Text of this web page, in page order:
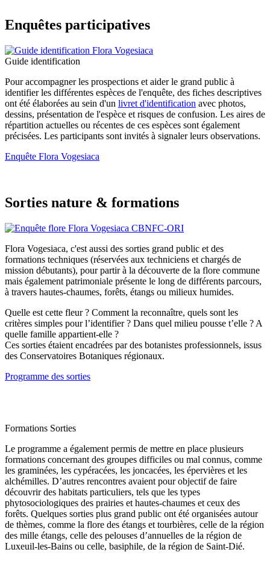
Enquêtes participatives
Guide identification
Pour accompagner les prospections et aider le grand public à
identifier les différentes espèces de l'enquête, des fiches descriptives
ont été élaborées au sein d'un livret d'identification avec photos,
dessins, présentation de l'espèce et risques de confusion. Les aires de
répartition actuelles ou récentes de ces espèces sont également
précisées. Les participants sont invités à signaler leurs observations.
Enquête Flora Vogesiaca
Sorties nature & formations
Flora Vogesiaca, c'est aussi des sorties grand public et des
formations techniques (réservées aux techniciens et chargés de
mission débutants), pour partir à la découverte de la flore commune
mais également patrimoniale présente le long de différents parcours,
à travers hautes-chaumes, forêts, étangs ou milieux humides.
Quelle est cette fleur ? Comment la reconnaître, quels sont les
critères simples pour l’identifier ? Dans quel milieu pousse t’elle ? A
quelle famille appartient-elle ?
Ces sorties étaient encadrées par des botanistes professionnels, issus
des Conservatoires Botaniques régionaux.
Programme des sorties
Formations Sorties
Le programme a également permis de mettre en place plusieurs
formations concernant des groupes difficiles ou mal connus, comme
les graminées, les cypéracées, les joncacées, les épervières et les
alchémilles. D’autres rencontres avaient pour objectif de faire
découvrir des habitats particuliers, tels que les types
phytosociologiques des prairies et hautes-chaumes et ceux des
forêts. Quelques sorties plus grand public ont été organisées autour
de thèmes, comme la flore des étangs et tourbières, celle de la région
des mille étangs, celle des pelouses d’annuelles de la région de
Luxeuil-les-Bains ou celle, basiphile, de la région de Saint-Dié.